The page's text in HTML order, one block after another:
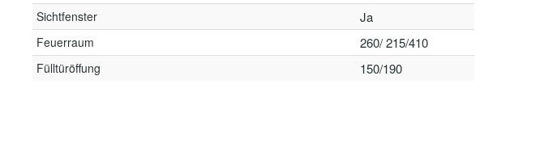
Sichtfenster Ja
Feuerraum 260/ 215/410
Fülltüröffung 150/190